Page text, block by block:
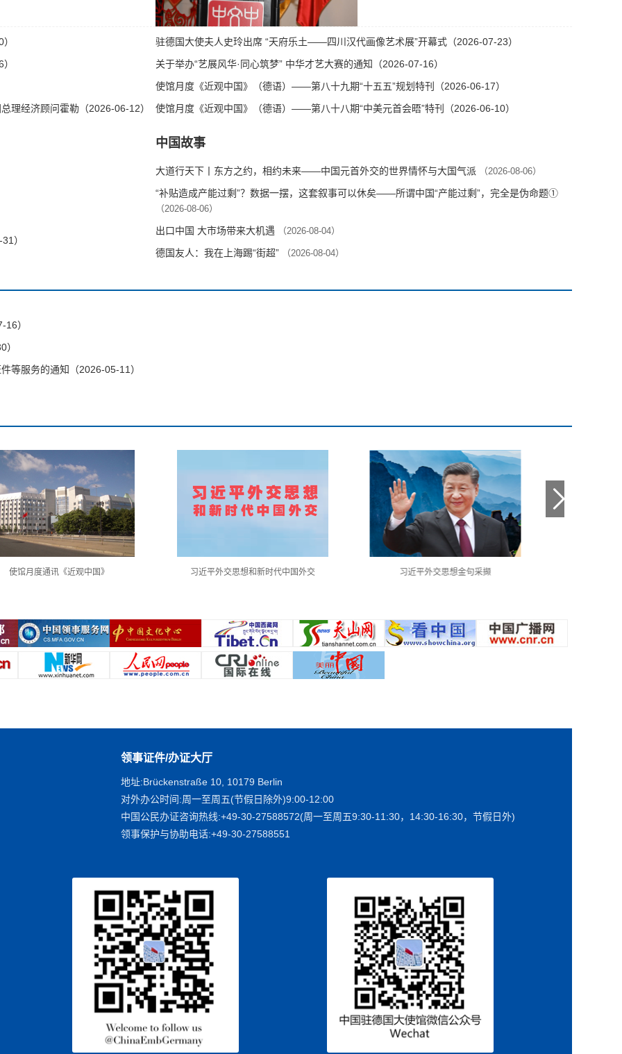
理经济顾问霍勒（2026-06-12）
驻德国大使夫人史玲出席 “天府乐土——四川汉代画像艺术展”开幕式（2026-07-23）
关于举办“艺展风华·同心筑梦” 中华才艺大赛的通知（2026-07-16）
使馆月度《近观中国》（德语）——第八十九期“十五五”规划特刊（2026-06-17）
使馆月度《近观中国》（德语）——第八十八期“中美元首会晤”特刊（2026-06-10）
）
中国故事
大道行天下丨东方之约，相约未来——中国元首外交的世界情怀与大国气派 （2026-08-06）
“补贴造成产能过剩”？数据一摆，这套叙事可以休矣——所谓中国“产能过剩”，完全是伪命题①
（2026-08-06）
出口中国 大市场带来大机遇 （2026-08-04）
德国友人：我在上海踢“街超” （2026-08-04）
）
等服务的通知（2026-05-11）
使馆月度通讯《近观中国》 习近平外交思想和新时代中国外交 习近平外交思想金句采撷
领事证件/办证大厅
地址:Brückenstraße 10, 10179 Berlin
对外办公时间:周一至周五(节假日除外)9:00-12:00
中国公民办证咨询热线:+49-30-27588572(周一至周五9:30-11:30，14:30-16:30，节假日外)
领事保护与协助电话:+49-30-27588551